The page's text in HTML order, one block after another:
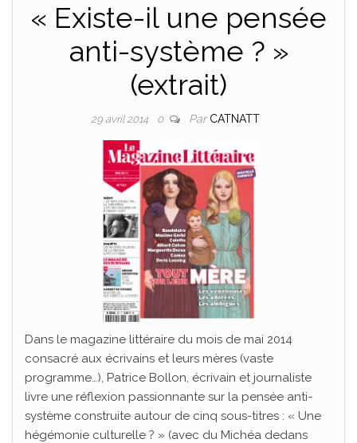
« Existe-il une pensée
anti-système ? »
(extrait)
29 avril 2014 0 Par CATNATT
Dans le magazine littéraire du mois de mai 2014
consacré aux écrivains et leurs mères (vaste
programme…), Patrice Bollon, écrivain et journaliste
livre une réflexion passionnante sur la pensée anti-
système construite autour de cinq sous-titres : « Une
hégémonie culturelle ? » (avec du Michéa dedans